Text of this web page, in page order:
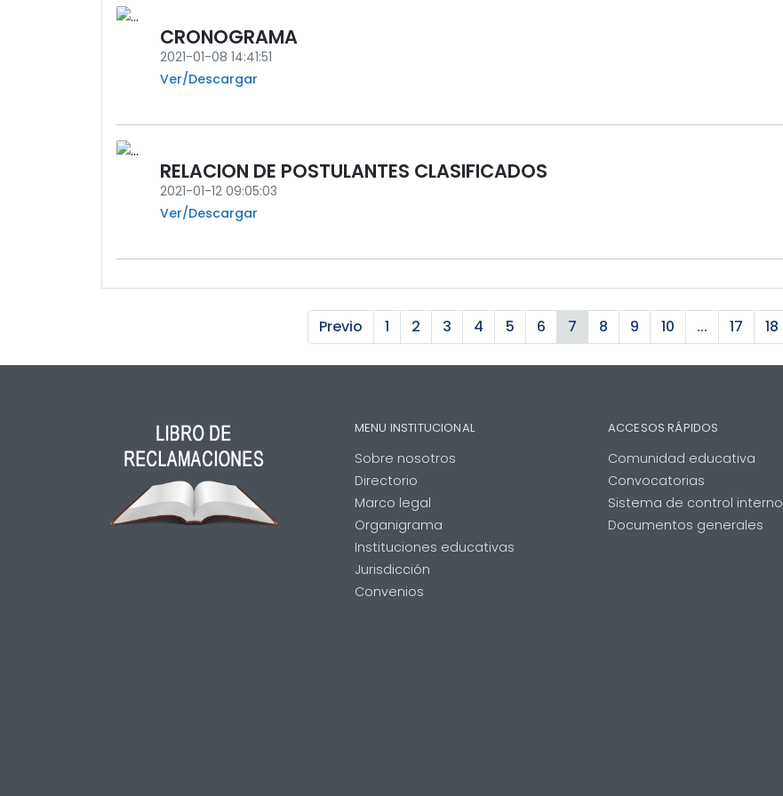
CRONOGRAMA
2021-01-08 14:41:51
Ver/Descargar
RELACION DE POSTULANTES CLASIFICADOS
2021-01-12 09:05:03
Ver/Descargar
Previo 1 2 3 4 5 6 7 8 9 10 ... 17 18
MENU INSTITUCIONAL
Sobre nosotros
Directorio
Marco legal
Organigrama
Instituciones educativas
Jurisdicción
Convenios
ACCESOS RÁPIDOS
Comunidad educativa
Convocatorias
Sistema de control interno
Documentos generales